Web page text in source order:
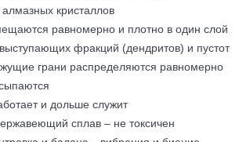
кристаллов
равномерно и плотно в один слой
фракций (дендритов) и пустот
грани распределяются равномерно
и дольше служит
сплав – не токсичен